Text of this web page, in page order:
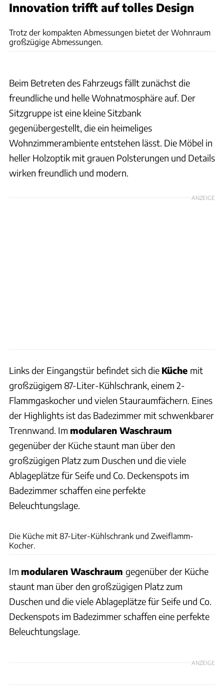
Innovation trifft auf tolles Design
Trotz der kompakten Abmessungen bietet der Wohnraum
großzügige Abmessungen.
Beim Betreten des Fahrzeugs fällt zunächst die
freundliche und helle Wohnatmosphäre auf. Der
Sitzgruppe ist eine kleine Sitzbank
gegenübergestellt, die ein heimeliges
Wohnzimmerambiente entstehen lässt. Die Möbel in
heller Holzoptik mit grauen Polsterungen und Details
wirken freundlich und modern.
ANZEIGE
Links der Eingangstür befindet sich die Küche mit
großzügigem 87-Liter-Kühlschrank, einem 2-
Flammgaskocher und vielen Stauraumfächern. Eines
der Highlights ist das Badezimmer mit schwenkbarer
Trennwand. Im modularen Waschraum
gegenüber der Küche staunt man über den
großzügigen Platz zum Duschen und die viele
Ablageplätze für Seife und Co. Deckenspots im
Badezimmer schaffen eine perfekte
Beleuchtungslage.
Die Küche mit 87-Liter-Kühlschrank und Zweiflamm-
Kocher.
Im modularen Waschraum gegenüber der Küche
staunt man über den großzügigen Platz zum
Duschen und die viele Ablageplätze für Seife und Co.
Deckenspots im Badezimmer schaffen eine perfekte
Beleuchtungslage.
ANZEIGE